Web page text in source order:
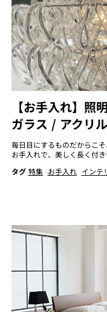
【お手入れ】照
ガラス / アクリ
毎日目にするものだからこ
お手入れで、美しく長く付
タグ 特集 お手入れ インテ